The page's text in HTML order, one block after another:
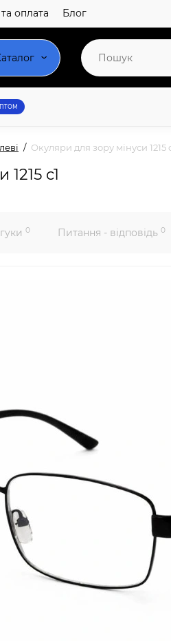
оплата Блог
Окуляри для зору мінуси 1215
c1
0 Питання - відповідь 0